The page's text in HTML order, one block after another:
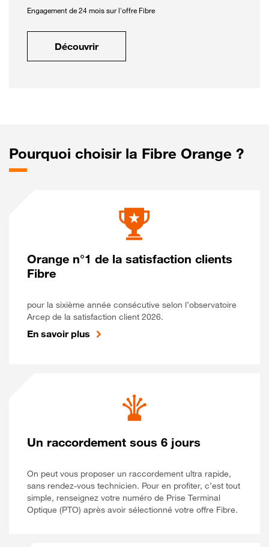
Engagement de 24 mois sur l'offre Fibre
Découvrir
Pourquoi choisir la Fibre Orange ?
Orange n°1 de la satisfaction clients
Fibre
pour la sixième année consécutive selon l’observatoire
Arcep de la satisfaction client 2026.
En savoir plus
Un raccordement sous 6 jours
On peut vous proposer un raccordement ultra rapide,
sans rendez-vous technicien. Pour en profiter, c’est tout
simple, renseignez votre numéro de Prise Terminal
Optique (PTO) après avoir sélectionné votre offre Fibre.